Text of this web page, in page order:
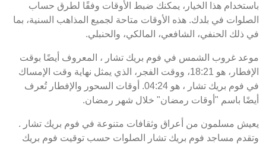
باستخدام هذا الخيار، يمكنك ضبط الأوقات وفقًا لطرق حساب
الصلوات في بلدك. هذه الأوقات متاحة لجميع المذاهب السنية، بما
في ذلك الحنفي، الشافعي، المالكي، والحنبلي.
موعد غروب الشمس في فوم بريك تشار ، المعروف أيضًا بوقت
الإفطار، هو 18:21، ووقت الفجر، الذي يمثل نهاية وقت الإمساك
في فوم بريك تشار ، هو 04:24. أوقات السحور والإفطار تُعرف
أيضًا باسم "أوقات رمضان" خلال شهر رمضان.
يعيش مسلمون من أعراق وثقافات متنوعة في فوم بريك تشار .
وتقدم مساجد فوم بريك تشار الصلوات حسب توقيت فوم بريك